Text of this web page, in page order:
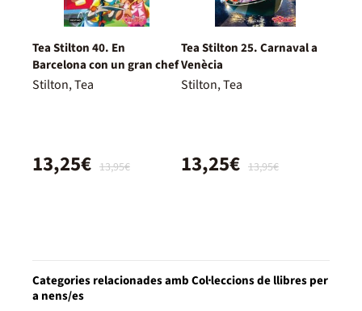
Tea Stilton 40. En
Barcelona con un gran chef
Stilton, Tea
13,95€
13,25€
Tea Stilton 25. Carnaval a
Venècia
Stilton, Tea
13,95€
13,25€
Categories relacionades amb Col·leccions de llibres per
a nens/es